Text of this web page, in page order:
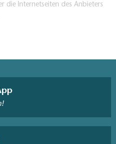
die Internetseiten des Anbieters